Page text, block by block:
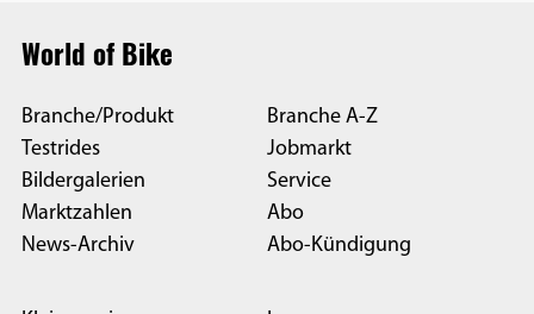
World of Bike
Branche/Produkt
Testrides
Bildergalerien
Marktzahlen
News-Archiv
Branche A-Z
Jobmarkt
Service
Abo
Abo-Kündigung